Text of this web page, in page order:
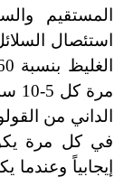
المستقيم
استئصال
الداني من
في كل مرة
إيجابياً